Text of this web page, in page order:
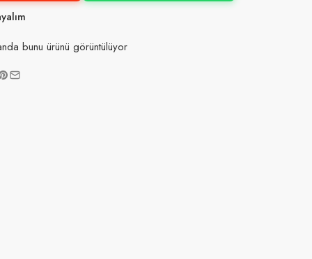
bunu ürünü görüntülüyor